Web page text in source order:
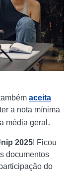
aceita
a nota mínima
média geral .
2025! Ficou
documentos
do